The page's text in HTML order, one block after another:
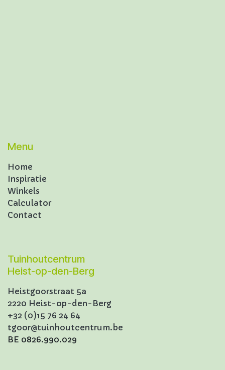
Menu
Home
Inspiratie
Winkels
Calculator
Contact
Tuinhoutcentrum
Heist-op-den-Berg
Heistgoorstraat 5a
2220 Heist-op-den-Berg
+32 (0)15 76 24 64
tgoor@tuinhoutcentrum.be
BE 0826.990.029